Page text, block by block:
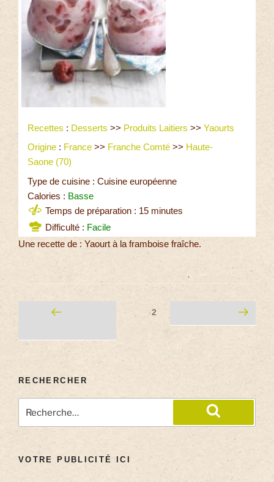
Recettes : Desserts >> Produits Laitiers >> Yaourts
Origine : France >> Franche Comté >> Haute-
Saone (70)
Type de cuisine : Cuisine européenne
Calories : Basse
Temps de préparation : 15 minutes
Difficulté : Facile
Une recette de : Yaourt à la framboise fraîche.
2
RECHERCHER
VOTRE PUBLICITÉ ICI